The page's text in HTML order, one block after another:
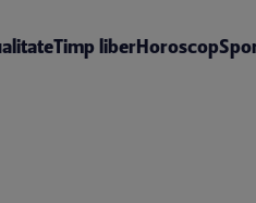
Timp liberHoroscop